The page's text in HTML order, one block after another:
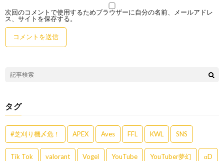
次回のコメントで使用するためブラウザーに自分の名前、メールアドレ
ス、サイトを保存する。
タグ
#芝刈り機〆危！ APEX Aves FFL KWL SNS
Tik Tok valorant Vogel YouTube YouTuber夢幻 αD